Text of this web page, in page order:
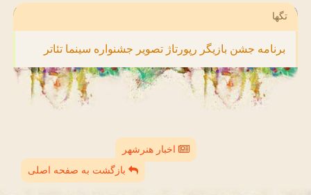
تگها
برنامه جشن بازیگر رپورتاژ تصویر جشنواره سینما تئاتر
اخبار هنرشهر
بازگشت به صفحه اصلی